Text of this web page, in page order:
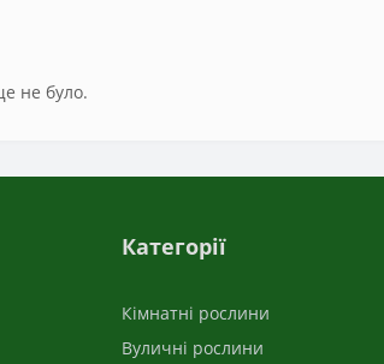
не було.
Категорії
Кімнатні рослини
Вуличні рослини